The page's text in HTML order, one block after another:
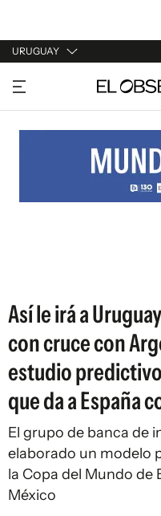
URUGUAY
URUGUAY
ARGENTINA
ESTADOS UNIDOS
Así le irá a
con cruce con
estudio
que da a España
El grupo de banca de
elaborado un modelo
la Copa del Mundo de
México